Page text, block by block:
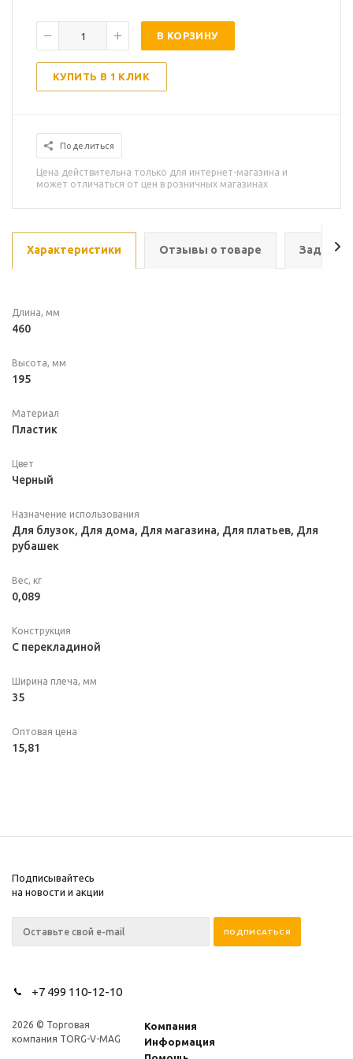
В КОРЗИНУ
КУПИТЬ В 1 КЛИК
Поделиться
Цена действительна только для интернет-магазина и
может отличаться от цен в розничных магазинах
Характеристики Отзывы о товаре Задать
Длина, мм
460
Высота, мм
195
Материал
Пластик
Цвет
Черный
Назначение использования
Для блузок, Для дома, Для магазина, Для платьев, Для
рубашек
Вес, кг
0,089
Конструкция
С перекладиной
Ширина плеча, мм
35
Оптовая цена
15,81
Подписывайтесь
на новости и акции
+7 499 110-12-10
2026 © Торговая
компания TORG-V-MAG
Компания
Информация